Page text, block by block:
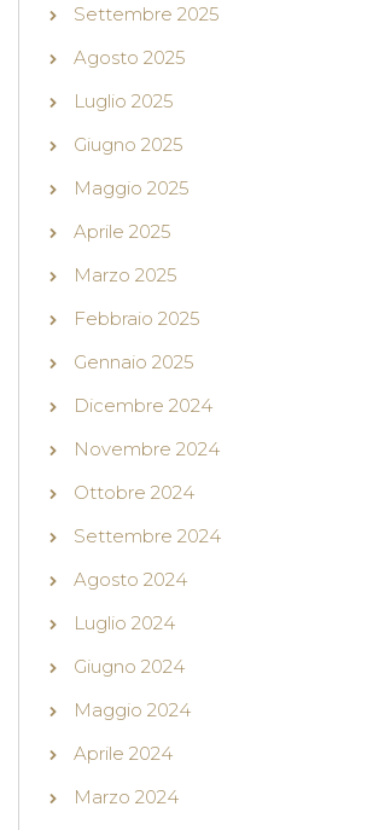
Settembre 2025
Agosto 2025
Luglio 2025
Giugno 2025
Maggio 2025
Aprile 2025
Marzo 2025
Febbraio 2025
Gennaio 2025
Dicembre 2024
Novembre 2024
Ottobre 2024
Settembre 2024
Agosto 2024
Luglio 2024
Giugno 2024
Maggio 2024
Aprile 2024
Marzo 2024